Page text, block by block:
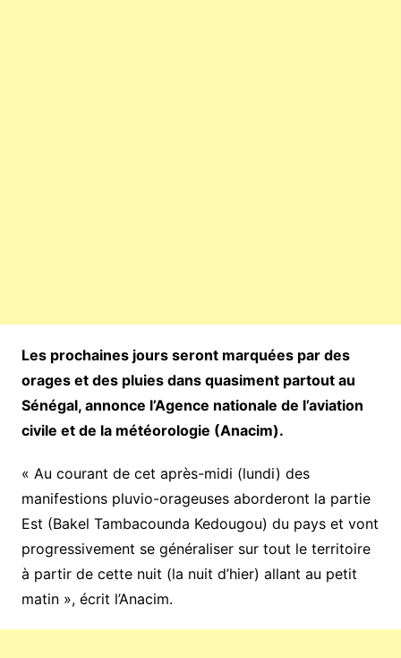
Les prochaines jours seront marquées par des
orages et des pluies dans quasiment partout au
Sénégal, annonce l’Agence nationale de l’aviation
civile et de la météorologie (Anacim).
« Au courant de cet après-midi (lundi) des
manifestions pluvio-orageuses aborderont la partie
Est (Bakel Tambacounda Kedougou) du pays et vont
progressivement se généraliser sur tout le territoire
à partir de cette nuit (la nuit d’hier) allant au petit
matin », écrit l’Anacim.